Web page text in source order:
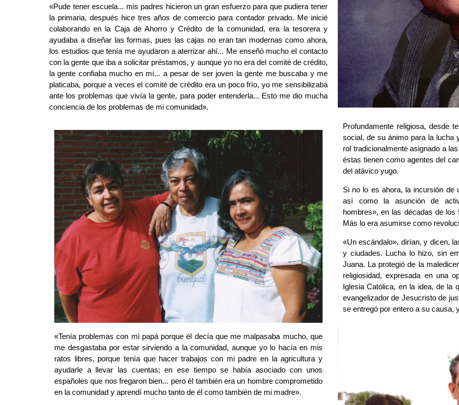
«Pude tener escuela... mis padres hicieron un gran esfuerzo para que pudiera tener
la primaria, después hice tres años de comercio para contador privado. Me inicié
colaborando en la Caja de Ahorro y Crédito de la comunidad, era la tesorera y
ayudaba a diseñar las formas, pues las cajas no eran tan modernas como ahora,
los estudios que tenía me ayudaron a aterrizar ahí... Me enseñó mucho el contacto
con la gente que iba a solicitar préstamos, y aunque yo no era del comité de crédito,
la gente confiaba mucho en mí... a pesar de ser joven la gente me buscaba y me
platicaba, porque a veces el comité de crédito era un poco frío, yo me sensibilizaba
ante los problemas que vivía la gente, para poder entenderla... Esto me dio mucha
conciencia de los problemas de mi comunidad».
«Tenía problemas con mi papá porque él decía que me malpasaba mucho, que
me desgastaba por estar sirviendo a la comunidad, aunque yo lo hacía en mis
ratos libres, porque tenía que hacer trabajos con mi padre en la agricultura y
ayudarle a llevar las cuentas; en ese tiempo se había asociado con unos
españoles que nos fregaron bien... pero él también era un hombre comprometido
en la comunidad y aprendí mucho tanto de él como también de mi madre».
Profundamente religiosa, desde
social, de su ánimo para la lucha
rol tradicionalmente asignado a
éstas tienen como agentes del
del atávico yugo.
Si no lo es ahora, la incursión de
así como la asunción de
hombres», en las décadas de
Más lo era asumirse como
«Un escándalo», dirían, y dicen,
y ciudades. Lucha lo hizo, sin
Juana. La protegió de la
religiosidad, expresada en una
Iglesia Católica, en la idea, de la
evangelizador de Jesucristo de
se entregó por entero a su causa,